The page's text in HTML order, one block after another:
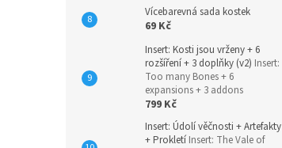
Vícebarevná sada kostek
69 Kč
Insert: Kosti jsou vrženy + 6
rozšíření + 3 doplňky (v2) Insert:
Too many Bones + 6
expansions + 3 addons
799 Kč
Insert: Údolí věčnosti + Artefakty
+ Prokletí Insert: The Vale of